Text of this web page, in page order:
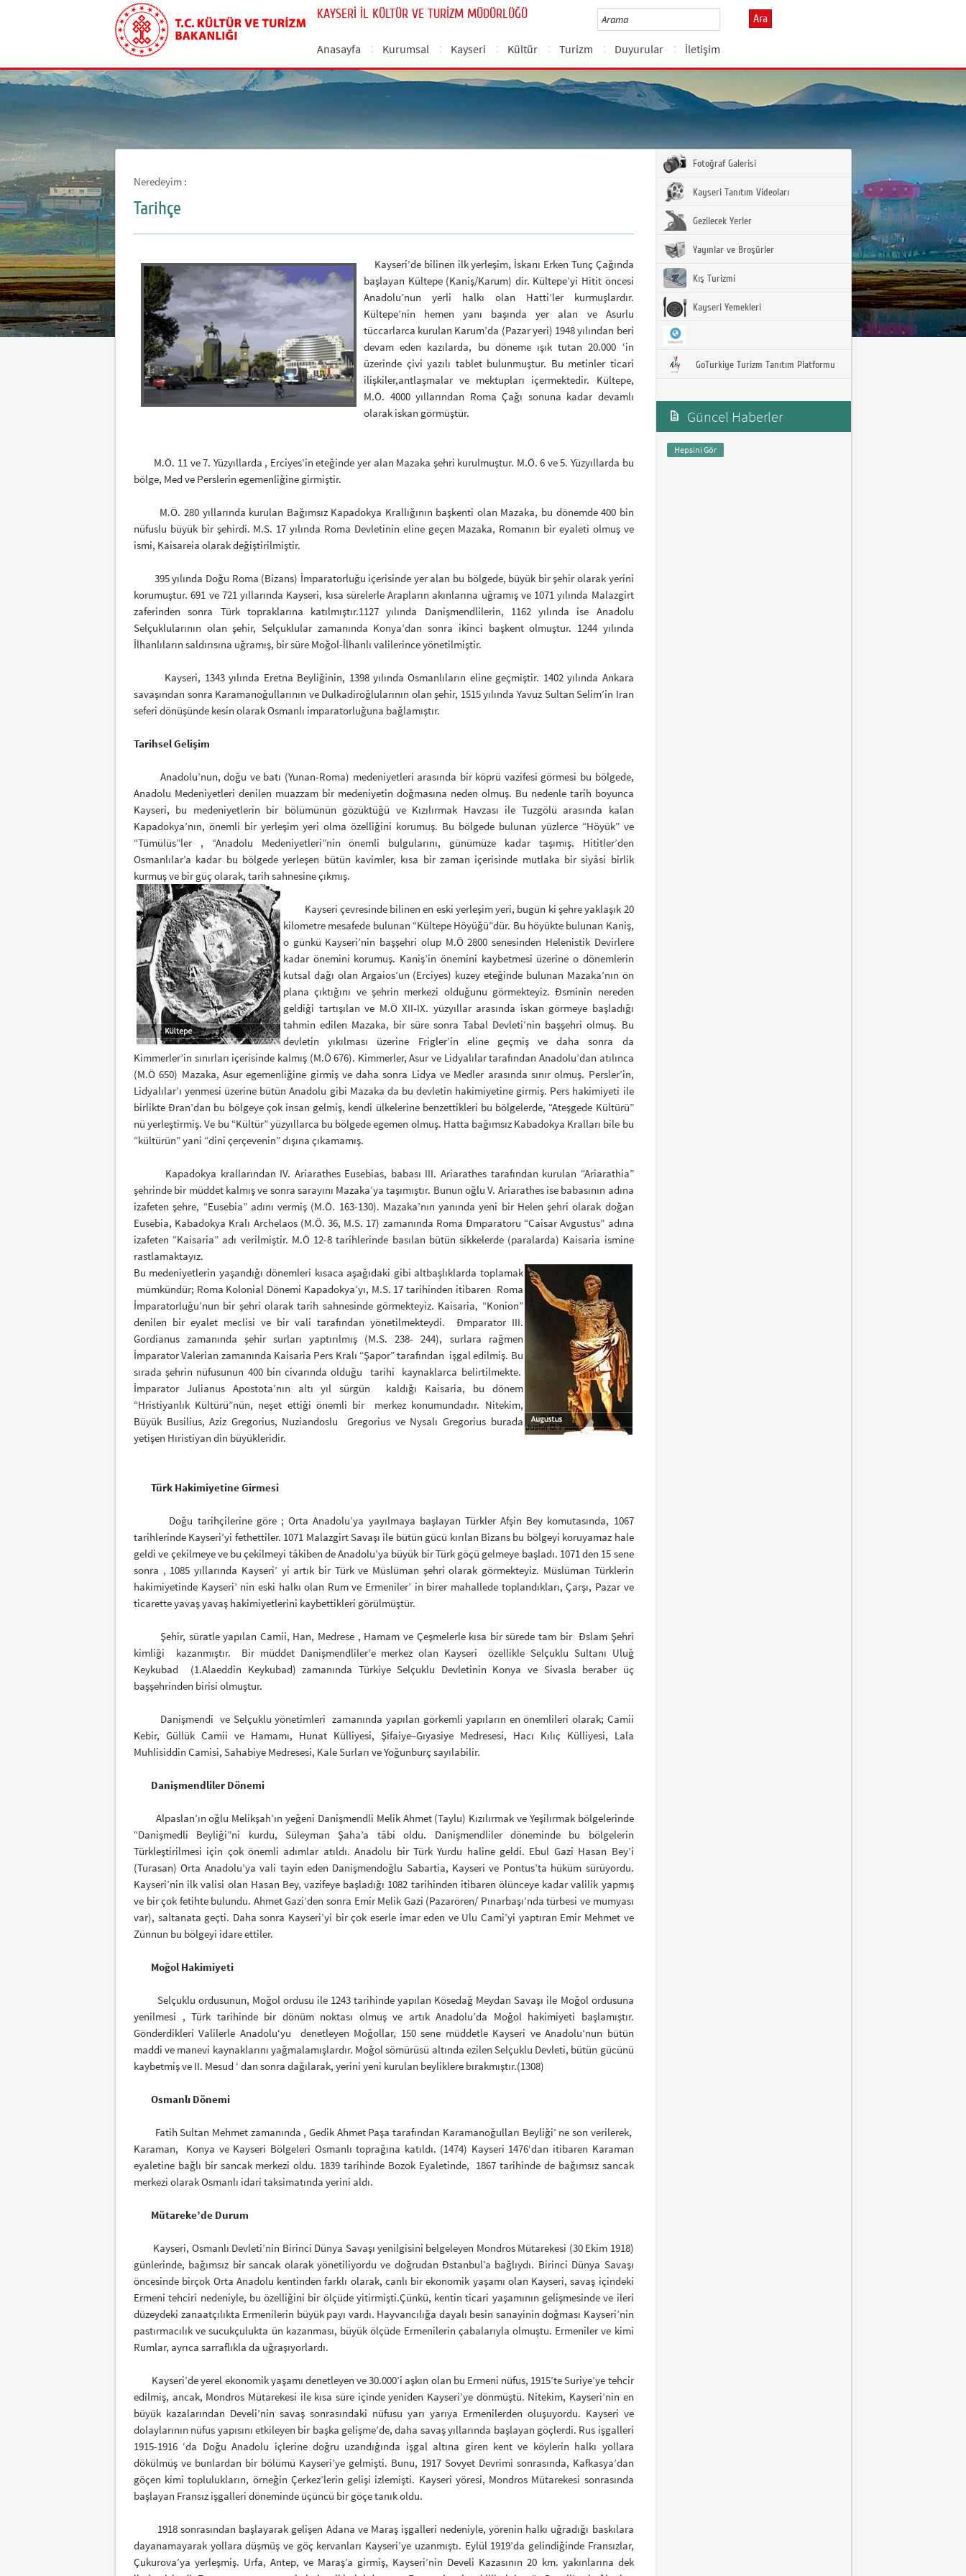
KAYSERİ İL KÜLTÜR VE TURİZM MÜDÜRLÜĞÜ Ara
Anasayfa Kurumsal Kayseri Kültür Turizm Duyurular İletişim
Neredeyim :
Tarihçe
Kayseri’de bilinen ilk yerleşim, İskanı Erken Tunç Çağında
başlayan Kültepe (Kaniş/Karum) dir. Kültepe’yi Hitit öncesi
Anadolu’nun yerli halkı olan Hatti’ler kurmuşlardır.
Kültepe’nin hemen yanı başında yer alan ve Asurlu
tüccarlarca kurulan Karum’da (Pazar yeri) 1948 yılından beri
devam eden kazılarda, bu döneme ışık tutan 20.000 ‘in
üzerinde çivi yazılı tablet bulunmuştur. Bu metinler ticari
ilişkiler,antlaşmalar ve mektupları içermektedir. Kültepe,
M.Ö. 4000 yıllarından Roma Çağı sonuna kadar devamlı
olarak iskan görmüştür.
M.Ö. 11 ve 7. Yüzyıllarda , Erciyes’in eteğinde yer alan Mazaka şehri kurulmuştur. M.Ö. 6 ve 5. Yüzyıllarda bu
bölge, Med ve Perslerin egemenliğine girmiştir.
M.Ö. 280 yıllarında kurulan Bağımsız Kapadokya Krallığının başkenti olan Mazaka, bu dönemde 400 bin
nüfuslu büyük bir şehirdi. M.S. 17 yılında Roma Devletinin eline geçen Mazaka, Romanın bir eyaleti olmuş ve
ismi, Kaisareia olarak değiştirilmiştir.
395 yılında Doğu Roma (Bizans) İmparatorluğu içerisinde yer alan bu bölgede, büyük bir şehir olarak yerini
korumuştur. 691 ve 721 yıllarında Kayseri, kısa sürelerle Arapların akınlarına uğramış ve 1071 yılında Malazgirt
zaferinden sonra Türk topraklarına katılmıştır.1127 yılında Danişmendlilerin, 1162 yılında ise Anadolu
Selçuklularının olan şehir, Selçuklular zamanında Konya’dan sonra ikinci başkent olmuştur. 1244 yılında
İlhanlıların saldırısına uğramış, bir süre Moğol-İlhanlı valilerince yönetilmiştir.
Kayseri, 1343 yılında Eretna Beyliğinin, 1398 yılında Osmanlıların eline geçmiştir. 1402 yılında Ankara
savaşından sonra Karamanoğullarının ve Dulkadiroğlularının olan şehir, 1515 yılında Yavuz Sultan Selim’in Iran
seferi dönüşünde kesin olarak Osmanlı imparatorluğuna bağlamıştır.
Tarihsel Gelişim
Anadolu’nun, doğu ve batı (Yunan-Roma) medeniyetleri arasında bir köprü vazifesi görmesi bu bölgede,
Anadolu Medeniyetleri denilen muazzam bir medeniyetin doğmasına neden olmuş. Bu nedenle tarih boyunca
Kayseri, bu medeniyetlerin bir bölümünün gözüktüğü ve Kızılırmak Havzası ile Tuzgölü arasında kalan
Kapadokya’nın, önemli bir yerleşim yeri olma özelliğini korumuş. Bu bölgede bulunan yüzlerce “Höyük” ve
“Tümülüs”ler , “Anadolu Medeniyetleri”nin önemli bulgularını, günümüze kadar taşımış. Hititler’den
Osmanlılar’a kadar bu bölgede yerleşen bütün kavimler, kısa bir zaman içerisinde mutlaka bir siyâsi birlik
kurmuş ve bir güç olarak, tarih sahnesine çıkmış.
Kayseri çevresinde bilinen en eski yerleşim yeri, bugün ki şehre yaklaşık 20
kilometre mesafede bulunan “Kültepe Höyüğü”dür. Bu höyükte bulunan Kaniş,
o günkü Kayseri’nin başşehri olup M.Ö 2800 senesinden Helenistik Devirlere
kadar önemini korumuş. Kaniş’in önemini kaybetmesi üzerine o dönemlerin
kutsal dağı olan Argaios’un (Erciyes) kuzey eteğinde bulunan Mazaka’nın ön
plana çıktığını ve şehrin merkezi olduğunu görmekteyiz. Đsminin nereden
geldiği tartışılan ve M.Ö XII-IX. yüzyıllar arasında iskan görmeye başladığı
tahmin edilen Mazaka, bir süre sonra Tabal Devleti’nin başşehri olmuş. Bu
devletin yıkılması üzerine Frigler’in eline geçmiş ve daha sonra da
Kimmerler’in sınırları içerisinde kalmış (M.Ö 676). Kimmerler, Asur ve Lidyalılar tarafından Anadolu’dan atılınca
(M.Ö 650) Mazaka, Asur egemenliğine girmiş ve daha sonra Lidya ve Medler arasında sınır olmuş. Persler’in,
Lidyalılar’ı yenmesi üzerine bütün Anadolu gibi Mazaka da bu devletin hakimiyetine girmiş. Pers hakimiyeti ile
birlikte Đran’dan bu bölgeye çok insan gelmiş, kendi ülkelerine benzettikleri bu bölgelerde, “Ateşgede Kültürü”
nü yerleştirmiş. Ve bu “Kültür” yüzyıllarca bu bölgede egemen olmuş. Hatta bağımsız Kabadokya Kralları bile bu
“kültürün” yani “dini çerçevenin” dışına çıkamamış.
Kapadokya krallarından IV. Ariarathes Eusebias, babası III. Ariarathes tarafından kurulan “Ariarathia”
şehrinde bir müddet kalmış ve sonra sarayını Mazaka’ya taşımıştır. Bunun oğlu V. Ariarathes ise babasının adına
izafeten şehre, “Eusebia” adını vermiş (M.Ö. 163-130). Mazaka’nın yanında yeni bir Helen şehri olarak doğan
Eusebia, Kabadokya Kralı Archelaos (M.Ö. 36, M.S. 17) zamanında Roma Đmparatoru “Caisar Avgustus” adına
izafeten “Kaisaria” adı verilmiştir. M.Ö 12-8 tarihlerinde basılan bütün sikkelerde (paralarda) Kaisaria ismine
rastlamaktayız.
Bu medeniyetlerin yaşandığı dönemleri kısaca aşağıdaki gibi altbaşlıklarda toplamak
mümkündür; Roma Kolonial Dönemi Kapadokya’yı, M.S. 17 tarihinden itibaren Roma
İmparatorluğu’nun bir şehri olarak tarih sahnesinde görmekteyiz. Kaisaria, “Konion”
denilen bir eyalet meclisi ve bir vali tarafından yönetilmekteydi. Đmparator III.
Gordianus zamanında şehir surları yaptırılmış (M.S. 238- 244), surlara rağmen
İmparator Valerian zamanında Kaisaria Pers Kralı “Şapor” tarafından işgal edilmiş. Bu
sırada şehrin nüfusunun 400 bin civarında olduğu tarihi kaynaklarca belirtilmekte.
İmparator Julianus Apostota’nın altı yıl sürgün kaldığı Kaisaria, bu dönem
“Hristiyanlık Kültürü”nün, neşet ettiği önemli bir merkez konumundadır. Nitekim,
Büyük Busilius, Aziz Gregorius, Nuziandoslu Gregorius ve Nysalı Gregorius burada
yetişen Hıristiyan din büyükleridir.
Türk Hakimiyetine Girmesi
Doğu tarihçilerine göre ; Orta Anadolu’ya yayılmaya başlayan Türkler Afşin Bey komutasında, 1067
tarihlerinde Kayseri’yi fethettiler. 1071 Malazgirt Savaşı ile bütün gücü kırılan Bizans bu bölgeyi koruyamaz hale
geldi ve çekilmeye ve bu çekilmeyi tâkiben de Anadolu’ya büyük bir Türk göçü gelmeye başladı. 1071 den 15 sene
sonra , 1085 yıllarında Kayseri’ yi artık bir Türk ve Müslüman şehri olarak görmekteyiz. Müslüman Türklerin
hakimiyetinde Kayseri’ nin eski halkı olan Rum ve Ermeniler’ in birer mahallede toplandıkları, Çarşı, Pazar ve
ticarette yavaş yavaş hakimiyetlerini kaybettikleri görülmüştür.
Şehir, süratle yapılan Camii, Han, Medrese , Hamam ve Çeşmelerle kısa bir sürede tam bir Đslam Şehri
kimliği kazanmıştır. Bir müddet Danişmendliler’e merkez olan Kayseri özellikle Selçuklu Sultanı Uluğ
Keykubad (1.Alaeddin Keykubad) zamanında Türkiye Selçuklu Devletinin Konya ve Sivasla beraber üç
başşehrinden birisi olmuştur.
Danişmendi ve Selçuklu yönetimleri zamanında yapılan görkemli yapıların en önemlileri olarak; Camii
Kebir, Güllük Camii ve Hamamı, Hunat Külliyesi, Şifaiye–Gıyasiye Medresesi, Hacı Kılıç Külliyesi, Lala
Muhlisiddin Camisi, Sahabiye Medresesi, Kale Surları ve Yoğunburç sayılabilir.
Danişmendliler Dönemi
Alpaslan’ın oğlu Melikşah’ın yeğeni Danişmendli Melik Ahmet (Taylu) Kızılırmak ve Yeşilırmak bölgelerinde
“Danişmedli Beyliği”ni kurdu, Süleyman Şaha’a tâbi oldu. Danişmendliler döneminde bu bölgelerin
Türkleştirilmesi için çok önemli adımlar atıldı. Anadolu bir Türk Yurdu haline geldi. Ebul Gazi Hasan Bey’i
(Turasan) Orta Anadolu’ya vali tayin eden Danişmendoğlu Sabartia, Kayseri ve Pontus’ta hüküm sürüyordu.
Kayseri’nin ilk valisi olan Hasan Bey, vazifeye başladığı 1082 tarihinden itibaren ölünceye kadar valilik yapmış
ve bir çok fetihte bulundu. Ahmet Gazi’den sonra Emir Melik Gazi (Pazarören/ Pınarbaşı’nda türbesi ve mumyası
var), saltanata geçti. Daha sonra Kayseri’yi bir çok eserle imar eden ve Ulu Cami’yi yaptıran Emir Mehmet ve
Zünnun bu bölgeyi idare ettiler.
Moğol Hakimiyeti
Selçuklu ordusunun, Moğol ordusu ile 1243 tarihinde yapılan Kösedağ Meydan Savaşı ile Moğol ordusuna
yenilmesi , Türk tarihinde bir dönüm noktası olmuş ve artık Anadolu’da Moğol hakimiyeti başlamıştır.
Gönderdikleri Valilerle Anadolu‘yu denetleyen Moğollar, 150 sene müddetle Kayseri ve Anadolu’nun bütün
maddi ve manevi kaynaklarını yağmalamışlardır. Moğol sömürüsü altında ezilen Selçuklu Devleti, bütün gücünü
kaybetmiş ve II. Mesud ‘ dan sonra dağılarak, yerini yeni kurulan beyliklere bırakmıştır.(1308)
Osmanlı Dönemi
Fatih Sultan Mehmet zamanında , Gedik Ahmet Paşa tarafından Karamanoğulları Beyliği’ ne son verilerek,
Karaman, Konya ve Kayseri Bölgeleri Osmanlı toprağına katıldı. (1474) Kayseri 1476‘dan itibaren Karaman
eyaletine bağlı bir sancak merkezi oldu. 1839 tarihinde Bozok Eyaletinde, 1867 tarihinde de bağımsız sancak
merkezi olarak Osmanlı idari taksimatında yerini aldı.
Mütareke’de Durum
Kayseri, Osmanlı Devleti’nin Birinci Dünya Savaşı yenilgisini belgeleyen Mondros Mütarekesi (30 Ekim 1918)
günlerinde, bağımsız bir sancak olarak yönetiliyordu ve doğrudan Đstanbul’a bağlıydı. Birinci Dünya Savaşı
öncesinde birçok Orta Anadolu kentinden farklı olarak, canlı bir ekonomik yaşamı olan Kayseri, savaş içindeki
Ermeni tehciri nedeniyle, bu özelliğini bir ölçüde yitirmişti.Çünkü, kentin ticari yaşamının gelişmesinde ve ileri
düzeydeki zanaatçılıkta Ermenilerin büyük payı vardı. Hayvancılığa dayalı besin sanayinin doğması Kayseri’nin
pastırmacılık ve sucukçulukta ün kazanması, büyük ölçüde Ermenilerin çabalarıyla olmuştu. Ermeniler ve kimi
Rumlar, ayrıca sarraflıkla da uğraşıyorlardı.
Kayseri’de yerel ekonomik yaşamı denetleyen ve 30.000’i aşkın olan bu Ermeni nüfus, 1915’te Suriye’ye tehcir
edilmiş, ancak, Mondros Mütarekesi ile kısa süre içinde yeniden Kayseri’ye dönmüştü. Nitekim, Kayseri’nin en
büyük kazalarından Develi’nin savaş sonrasındaki nüfusu yarı yarıya Ermenilerden oluşuyordu. Kayseri ve
dolaylarının nüfus yapısını etkileyen bir başka gelişme’de, daha savaş yıllarında başlayan göçlerdi. Rus işgalleri
1915-1916 ‘da Doğu Anadolu içlerine doğru uzandığında işgal altına giren kent ve köylerin halkı yollara
dökülmüş ve bunlardan bir bölümü Kayseri’ye gelmişti. Bunu, 1917 Sovyet Devrimi sonrasında, Kafkasya’dan
göçen kimi toplulukların, örneğin Çerkez’lerin gelişi izlemişti. Kayseri yöresi, Mondros Mütarekesi sonrasında
başlayan Fransız işgalleri döneminde üçüncü bir göçe tanık oldu.
1918 sonrasından başlayarak gelişen Adana ve Maraş işgalleri nedeniyle, yörenin halkı uğradığı baskılara
dayanamayarak yollara düşmüş ve göç kervanları Kayseri’ye uzanmıştı. Eylül 1919’da gelindiğinde Fransızlar,
Çukurova’ya yerleşmiş. Urfa, Antep, ve Maraş’a girmiş, Kayseri’nin Develi Kazasının 20 km. yakınlarına dek
Fotoğraf Galerisi
Kayseri Tanıtım Videoları
Gezilecek Yerler
Yayınlar ve Broşürler
Kış Turizmi
Kayseri Yemekleri
GoTurkiye Turizm Tanıtım Platformu
Güncel Haberler
Hepsini Gör